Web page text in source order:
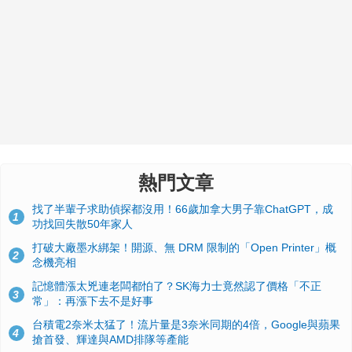
熱門文章
1
找了半輩子求助偵探都沒用！66歲加拿大男子靠ChatGPT，成
功找回失散50年家人
2
打破大廠墨水綁架！開源、無 DRM 限制的「Open Printer」概
念機亮相
3
記憶體漲太兇連老闆都怕了？SK海力士竟然認了價格「不正
常」：再漲下去不是好事
4
台積電2奈米太猛了！流片量是3奈米同期的4倍，Google與蘋果
搶首發、輝達與AMD排隊等產能